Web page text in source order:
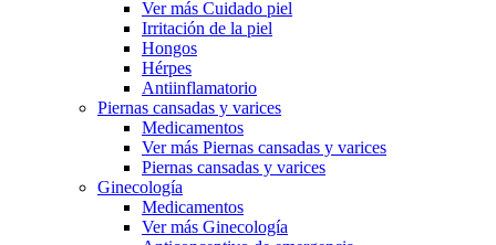
Ver más Cuidado piel
Irritación de la piel
Hongos
Hérpes
Antiinflamatorio
Piernas cansadas y varices
Medicamentos
Ver más Piernas cansadas y varices
Piernas cansadas y varices
Ginecología
Medicamentos
Ver más Ginecología